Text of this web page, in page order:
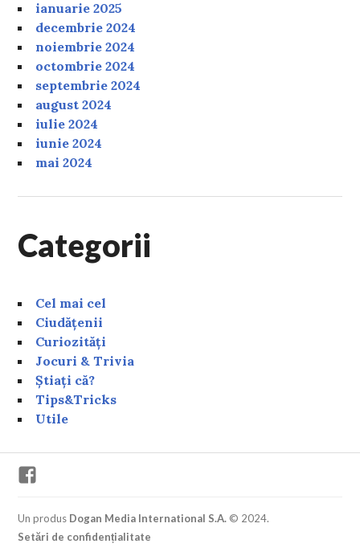
ianuarie 2025
decembrie 2024
noiembrie 2024
octombrie 2024
septembrie 2024
august 2024
iulie 2024
iunie 2024
mai 2024
Categorii
Cel mai cel
Ciudățenii
Curiozități
Jocuri & Trivia
Știați că?
Tips&Tricks
Utile
Un produs Dogan Media International S.A. © 2024.
Setări de confidențialitate